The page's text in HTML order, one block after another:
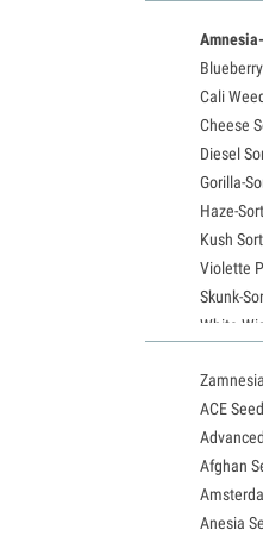
Cali
Cheese
Diesel
Gorilla-
Haze-
Kush
Violette
Skunk-
White
OG Kush
Blue
Lemon
Bruce
Gelato
ACE
Afghan
Anesia